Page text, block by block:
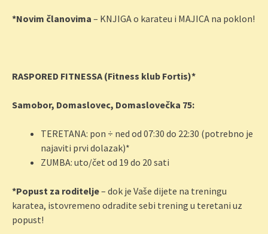
*Novim članovima – KNJIGA o karateu i MAJICA na poklon!
RASPORED FITNESSA (Fitness klub Fortis)*
Samobor, Domaslovec, Domaslovečka 75:
TERETANA: pon ÷ ned od 07:30 do 22:30 (potrebno je
najaviti prvi dolazak)*
ZUMBA: uto/čet od 19 do 20 sati
*Popust za roditelje– dok je Vaše dijete na treningu
karatea, istovremeno odradite sebi trening u teretani uz
popust!